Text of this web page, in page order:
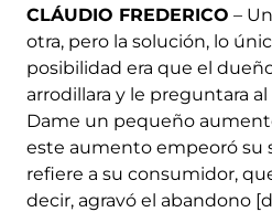
CLÁUDIO FREDERICO –
otra, pero la solución, lo
posibilidad era que el
arrodillara y le preguntara
Dame un pequeño
este aumento empeoró su
refiere a su consumidor,
decir, agravó el abandono